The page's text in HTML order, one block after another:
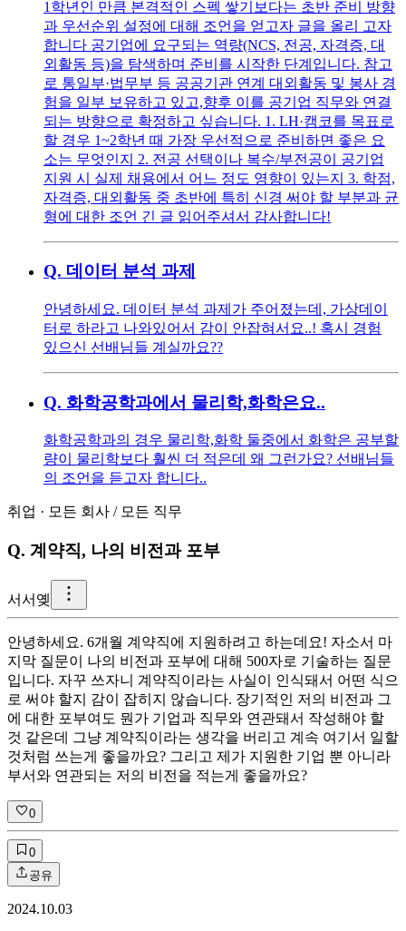
1학년인 만큼 본격적인 스펙 쌓기보다는 초반 준비 방향
과 우선순위 설정에 대해 조언을 얻고자 글을 올리 고자
합니다 공기업에 요구되는 역량(NCS, 전공, 자격증, 대
외활동 등)을 탐색하며 준비를 시작한 단계입니다. 참고
로 통일부·법무부 등 공공기관 연계 대외활동 및 봉사 경
험을 일부 보유하고 있고,향후 이를 공기업 직무와 연결
되는 방향으로 확정하고 싶습니다. 1. LH·캠코를 목표로
할 경우 1~2학년 때 가장 우선적으로 준비하면 좋은 요
소는 무엇인지 2. 전공 선택이나 복수/부전공이 공기업
지원 시 실제 채용에서 어느 정도 영향이 있는지 3. 학점,
자격증, 대외활동 중 초반에 특히 신경 써야 할 부분과 균
형에 대한 조언 긴 글 읽어주셔서 감사합니다!
Q. 데이터 분석 과제
안녕하세요. 데이터 분석 과제가 주어졌는데, 가상데이
터로 하라고 나와있어서 감이 안잡혀서요..! 혹시 경험
있으신 선배님들 계실까요??
Q. 화학공학과에서 물리학,화학은요..
화학공학과의 경우 물리학,화학 둘중에서 화학은 공부할
량이 물리학보다 훨씬 더 적은데 왜 그런가요? 선배님들
의 조언을 듣고자 합니다..
취업 · 모든 회사 / 모든 직무
Q. 계약직, 나의 비전과 포부
서서옞
안녕하세요. 6개월 계약직에 지원하려고 하는데요! 자소서 마
지막 질문이 나의 비전과 포부에 대해 500자로 기술하는 질문
입니다. 자꾸 쓰자니 계약직이라는 사실이 인식돼서 어떤 식으
로 써야 할지 감이 잡히지 않습니다. 장기적인 저의 비전과 그
에 대한 포부여도 뭔가 기업과 직무와 연관돼서 작성해야 할
것 같은데 그냥 계약직이라는 생각을 버리고 계속 여기서 일할
것처럼 쓰는게 좋을까요? 그리고 제가 지원한 기업 뿐 아니라
부서와 연관되는 저의 비전을 적는게 좋을까요?
0
0
공유
2024.10.03